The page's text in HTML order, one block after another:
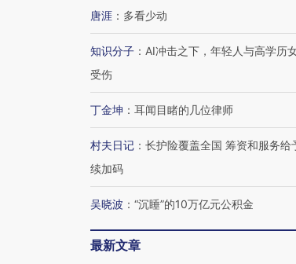
唐涯 ： 多看少动
知识分子 ： AI冲击之下，年轻人与高学历
受伤
丁金坤 ： 耳闻目睹的几位律师
村夫日记 ： 长护险覆盖全国 筹资和服务给
续加码
吴晓波 ： “沉睡”的10万亿元公积金
最新文章